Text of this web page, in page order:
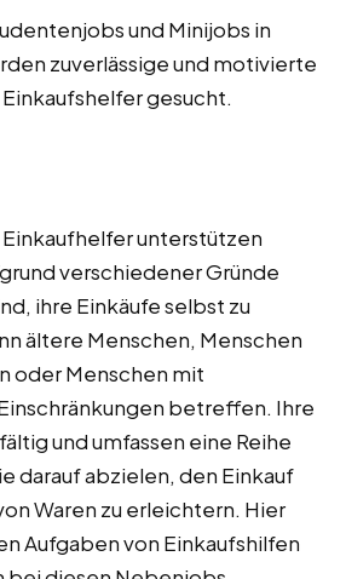
und Minijobs in
zuverlässige und motivierte
gesucht.
unterstützen
verschiedener Gründe
ihre Einkäufe selbst zu
ältere Menschen, Menschen
oder Menschen mit
betreffen. Ihre
und umfassen eine Reihe
darauf abzielen, den Einkauf
Waren zu erleichtern. Hier
Aufgaben von Einkaufshilfen